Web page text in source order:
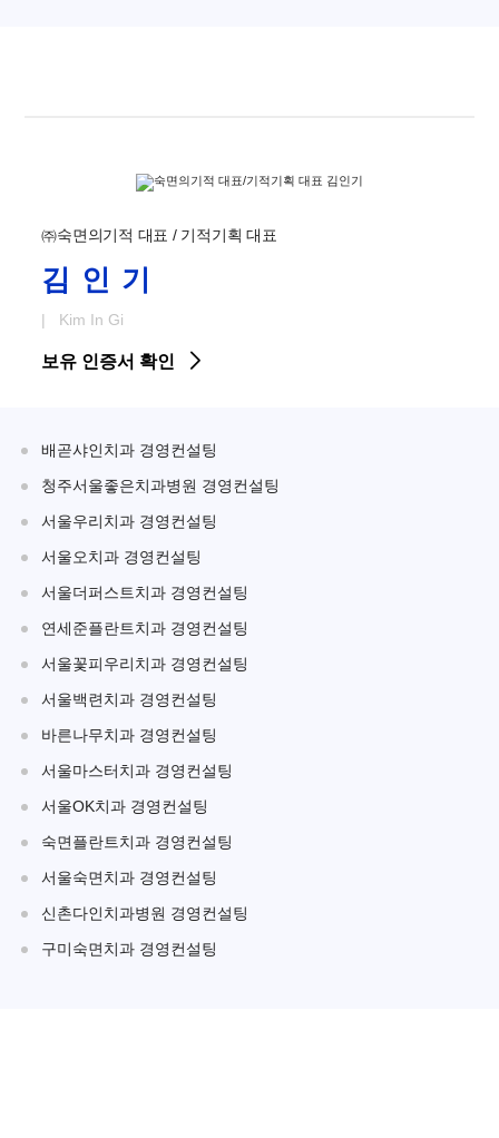
㈜숙면의기적 대표 / 기적기획 대표
김인기
| Kim In Gi
보유 인증서 확인
배곧샤인치과 경영컨설팅
청주서울좋은치과병원 경영컨설팅
서울우리치과 경영컨설팅
서울오치과 경영컨설팅
서울더퍼스트치과 경영컨설팅
연세준플란트치과 경영컨설팅
서울꽃피우리치과 경영컨설팅
서울백련치과 경영컨설팅
바른나무치과 경영컨설팅
서울마스터치과 경영컨설팅
서울OK치과 경영컨설팅
숙면플란트치과 경영컨설팅
서울숙면치과 경영컨설팅
신촌다인치과병원 경영컨설팅
구미숙면치과 경영컨설팅